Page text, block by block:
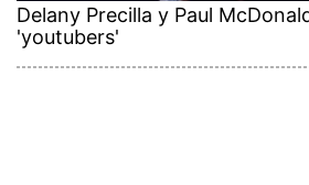
Delany Precilla y Paul
'youtubers'